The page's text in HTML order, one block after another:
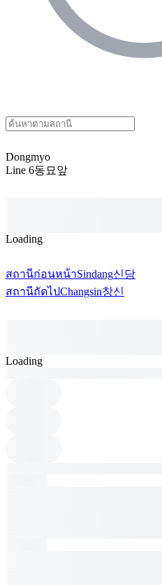
Dongmyo
Line 6동묘앞
Loading
สถานีก่อนหน้าSindang신당
สถานีถัดไปChangsin창신
Loading